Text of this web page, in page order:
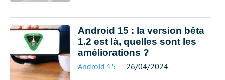
Android 15 : la version bêta
1.2 est là, quelles sont les
améliorations ?
Android 15 26/04/2024